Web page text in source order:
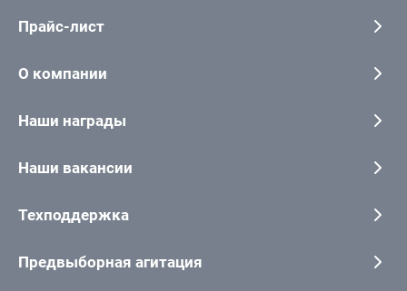
Прайс-лист
О компании
Наши награды
Наши вакансии
Техподдержка
Предвыборная агитация